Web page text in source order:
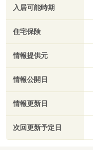
入居可能時期
住宅保険
情報提供元
情報公開日
情報更新日
次回更新予定日